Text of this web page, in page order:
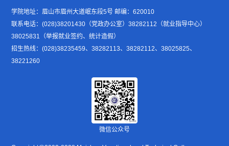
学院地址：眉山市眉州大道岷东段5号 邮编：620010
联系电话：(028)38201430（党政办公室）38282112（就业指导中心）
38025831（举报就业签约、统计造假）
招生热线：(028)38235459、38282113、38282112、38025825、
38221260
微信公众号